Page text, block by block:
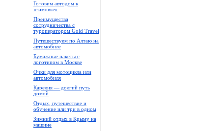
Готовим автодом к
«зимовке»
Преимущества
сотрудничества с
туроператором Gold Travel
Путешествуем по Алтаю на
автомобиле
Бумажные пакеты с
логотипом в Москве
Очки для мотоцикла или
автомобиля
Карелия — долгий путь
домой
Отдых, путешествие и
обучение или три в одном
Зимний отдых в Крыму на
машине